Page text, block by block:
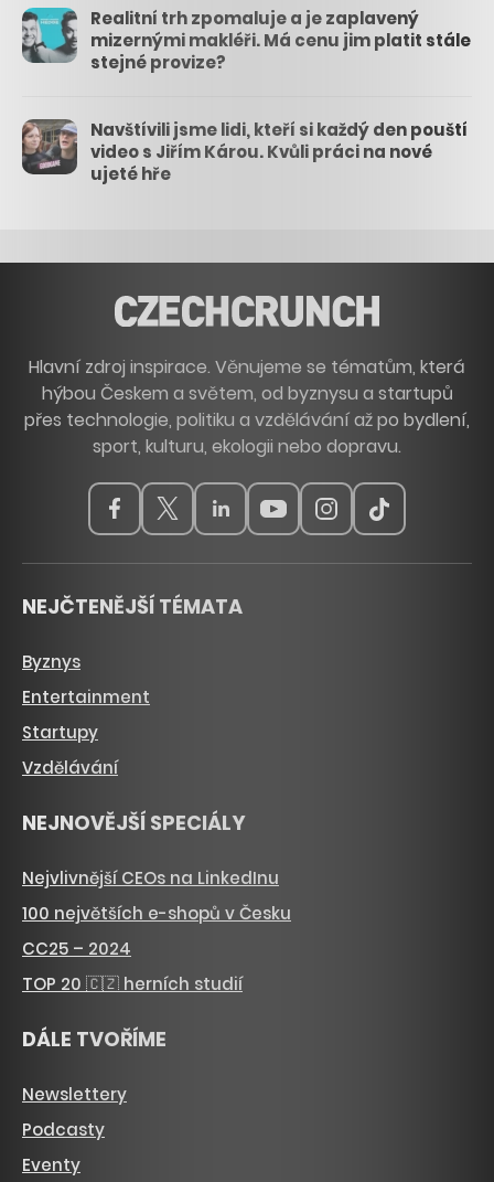
Realitní trh zpomaluje a je zaplavený
mizernými makléři. Má cenu jim platit stále
stejné provize?
Navštívili jsme lidi, kteří si každý den pouští
video s Jiřím Károu. Kvůli práci na nové
ujeté hře
Hlavní zdroj inspirace. Věnujeme se tématům, která
hýbou Českem a světem, od byznysu a startupů
přes technologie, politiku a vzdělávání až po bydlení,
sport, kulturu, ekologii nebo dopravu.
NEJČTENĚJŠÍ TÉMATA
Byznys
Entertainment
Startupy
Vzdělávání
NEJNOVĚJŠÍ SPECIÁLY
Nejvlivnější CEOs na LinkedInu
100 největších e-shopů v Česku
CC25 – 2024
TOP 20 🇨🇿 herních studií
DÁLE TVOŘÍME
Newslettery
Podcasty
Eventy